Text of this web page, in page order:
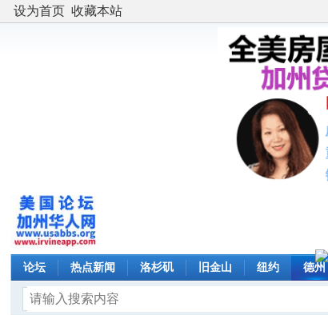
设为首页 收藏本站
论坛 热点新闻 洛杉矶 旧金山 纽约 德州